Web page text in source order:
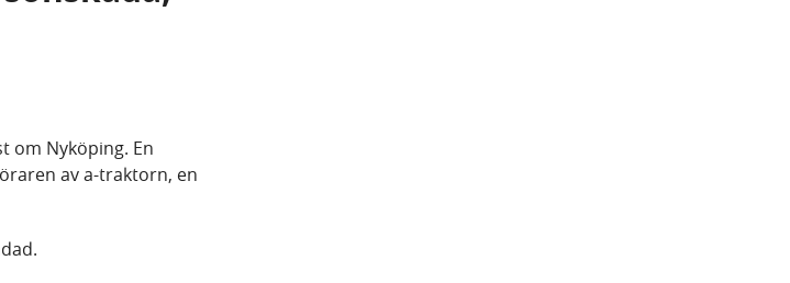
om Nyköping. En
av a-traktorn, en